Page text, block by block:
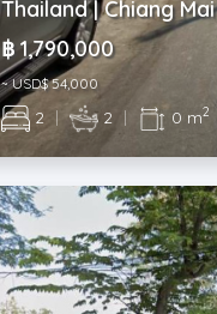
Thailand | Chiang Mai
฿ 1,790,000
~ USD$ 54,000
2 | 2 | 0 m2